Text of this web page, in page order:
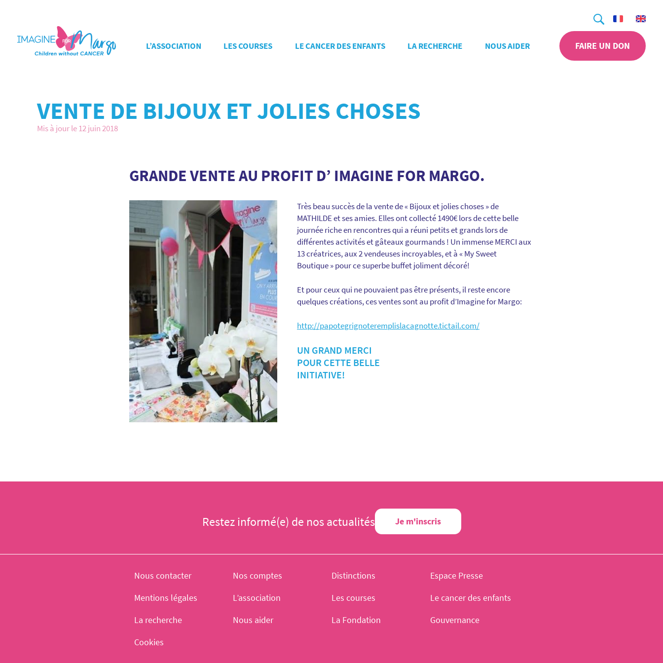
Recherche
L’ASSOCIATION LES COURSES LE CANCER DES ENFANTS LA RECHERCHE NOUS AIDER FAIRE UN DON
VENTE DE BIJOUX ET JOLIES CHOSES
Mis à jour le 12 juin 2018
GRANDE VENTE AU PROFIT D’ IMAGINE FOR MARGO.
Très beau succès de la vente de « Bijoux et jolies choses » de
MATHILDE et ses amies. Elles ont collecté 1490€ lors de cette belle
journée riche en rencontres qui a réuni petits et grands lors de
différentes activités et gâteaux gourmands ! Un immense MERCI aux
13 créatrices, aux 2 vendeuses incroyables, et à « My Sweet
Boutique » pour ce superbe buffet joliment décoré!
Et pour ceux qui ne pouvaient pas être présents, il reste encore
quelques créations, ces ventes sont au profit d’Imagine for Margo:
http://papotegrignoteremplislacagnotte.tictail.com/
UN GRAND MERCI
POUR CETTE BELLE
INITIATIVE!
Restez informé(e) de nos actualités Je m'inscris
Nous contacter Nos comptes Distinctions
Espace Presse
Mentions légales
L’association Les courses
Le cancer des enfants
La recherche
Nous aider La Fondation
Gouvernance
Cookies